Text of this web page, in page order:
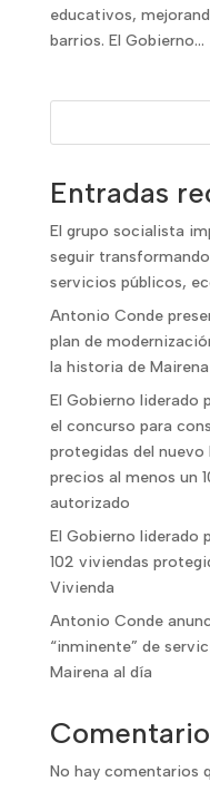
educativos,
barrios. El Gobierno...
Entradas
El grupo socialista
seguir
servicios públicos,
Antonio Conde
plan de
la historia de Mairena
El Gobierno liderado
el concurso para
protegidas del nuevo
precios al menos un
autorizado
El Gobierno liderado
102 viviendas
Vivienda
Antonio Conde
“inminente” de
Mairena al día
No hay comentarios